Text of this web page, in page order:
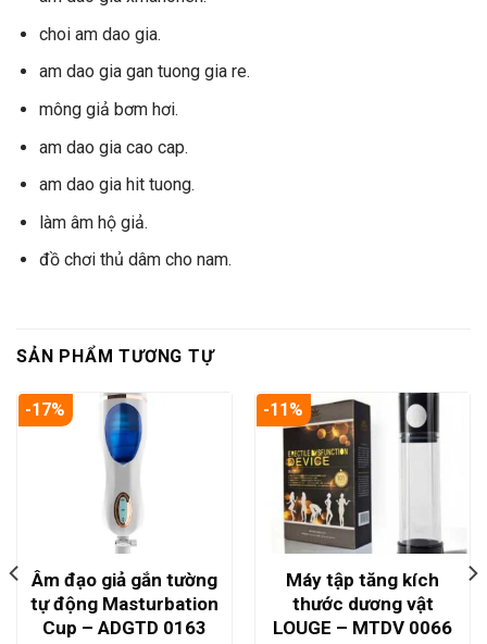
choi am dao gia.
am dao gia gan tuong gia re.
mông giả bơm hơi.
am dao gia cao cap.
am dao gia hit tuong.
làm âm hộ giả.
đồ chơi thủ dâm cho nam.
SẢN PHẨM TƯƠNG TỰ
-17%
Âm đạo giả gắn tường
tự động Masturbation
Cup – ADGTD 0163
-11%
Máy tập tăng kích
thước dương vật
LOUGE – MTDV 0066